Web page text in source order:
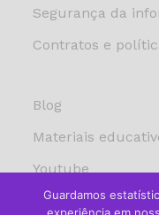
Segurança da
Contratos e
Blog
Materiais
Youtube
Guardamos